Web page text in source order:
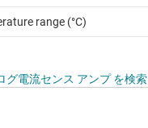
range (°C)
グ電流センス アンプ を検索